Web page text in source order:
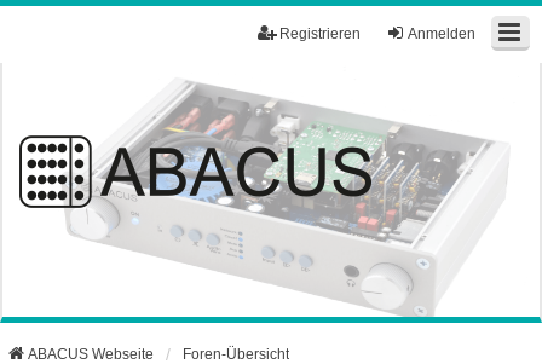
Anmelden
Registrieren
ABACUS Webseite Foren-Übersicht